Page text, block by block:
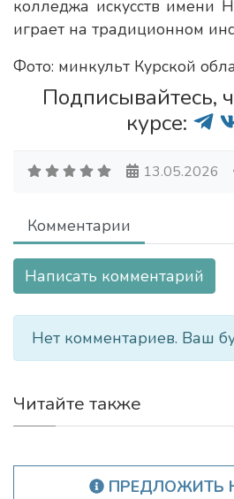
колледжа искусств имени
играет на традиционном
Фото: минкульт Курской
Подписывайтесь,
курсе:
13.05.2026
Комментарии
Написать комментарий
Нет комментариев. Ваш
Читайте также
ПРЕДЛОЖИТЬ